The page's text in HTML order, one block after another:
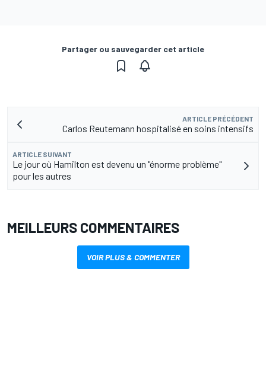
Partager ou sauvegarder cet article
ARTICLE PRÉCÉDENT
Carlos Reutemann hospitalisé en soins intensifs
ARTICLE SUIVANT
Le jour où Hamilton est devenu un "énorme problème"
pour les autres
MEILLEURS COMMENTAIRES
VOIR PLUS & COMMENTER